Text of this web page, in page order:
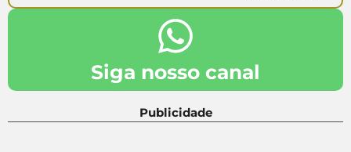
Siga nosso canal
Publicidade